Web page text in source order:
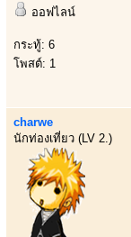
ออฟไลน์
กระทู้: 6
โพสต์: 1
charwe
นักท่องเที่ยว (LV 2.)